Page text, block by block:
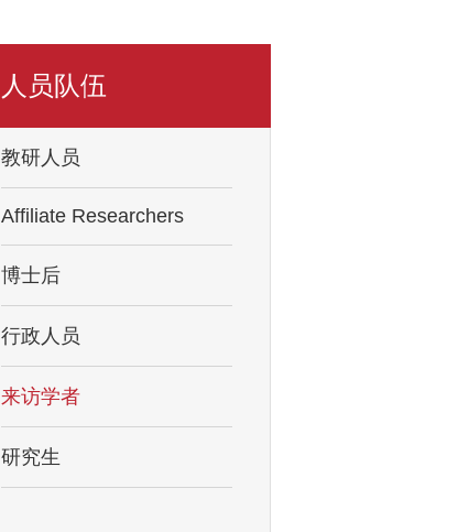
人员队伍
教研人员
Affiliate Researchers
博士后
行政人员
来访学者
研究生